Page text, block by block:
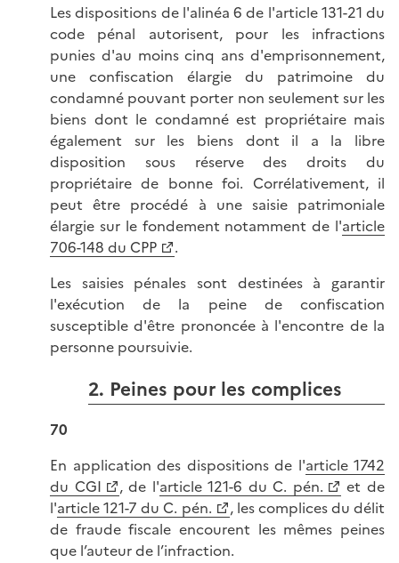
Les dispositions de l'alinéa 6 de l'article 131-21 du
code pénal autorisent, pour les infractions
punies d'au moins cinq ans d'emprisonnement,
une confiscation élargie du patrimoine du
condamné pouvant porter non seulement sur les
biens dont le condamné est propriétaire mais
également sur les biens dont il a la libre
disposition sous réserve des droits du
propriétaire de bonne foi. Corrélativement, il
peut être procédé à une saisie patrimoniale
élargie sur le fondement notamment de l'article
706-148 du CPP
.
Les saisies pénales sont destinées à garantir
l'exécution de la peine de confiscation
susceptible d'être prononcée à l'encontre de la
personne poursuivie.
2. Peines pour les complices
70
En application des dispositions de l'article 1742
du CGI
, de l'article 121-6 du C. pén.
et de
l'article 121-7 du C. pén.
, les complices du délit
de fraude fiscale encourent les mêmes peines
que l’auteur de l’infraction.